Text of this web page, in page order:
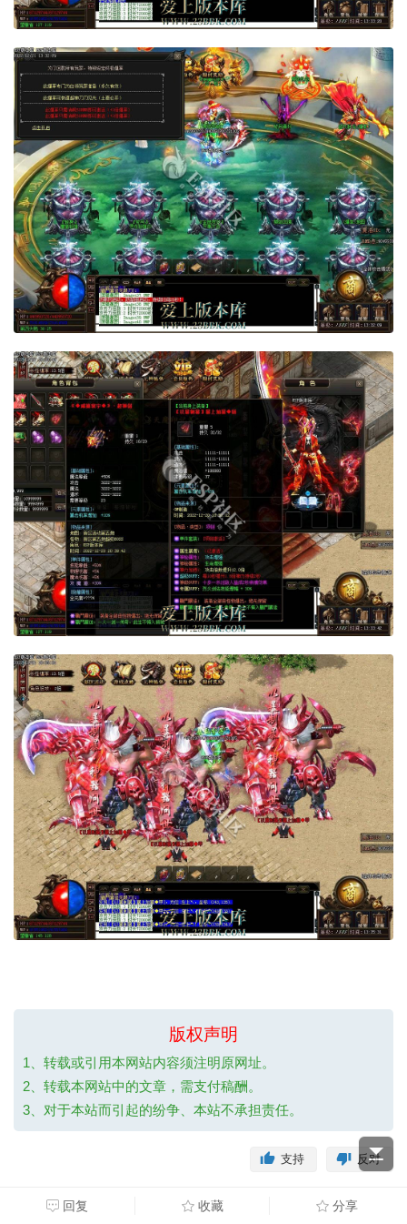
版权声明
1、转载或引用本网站内容须注明原网址。
2、转载本网站中的文章，需支付稿酬。
3、对于本站而引起的纷争、本站不承担责任。
反对
支持
倒序浏览
看全部
全部回复
回复 收藏 分享